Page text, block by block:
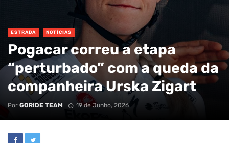
ESTRADA NOTÍCIAS
Pogacar correu a etapa
“perturbado” com a queda da
companheira Urska Zigart
Por GORIDE TEAM 19 de Junho, 2026